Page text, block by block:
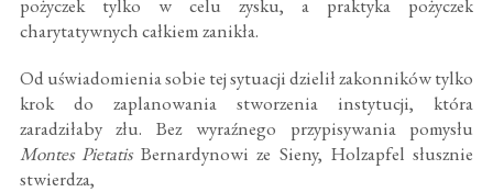
pożyczek tylko w celu zysku, a praktyka pożyczek
charytatywnych całkiem zanikła.
Od uświadomienia sobie tej sytuacji dzielił zakonników tylko
krok do zaplanowania stworzenia instytucji, która
zaradziłaby złu. Bez wyraźnego przypisywania pomysłu
Montes PietatisBernardynowi ze Sieny, Holzapfel słusznie
stwierdza,